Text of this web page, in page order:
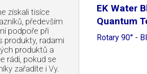
získali tisíce
především
podpoře při
produkty, radami
produktů a
rádi, pokud se
zařadíte i Vy.
EK Water
Quantum
Rotary 90° -